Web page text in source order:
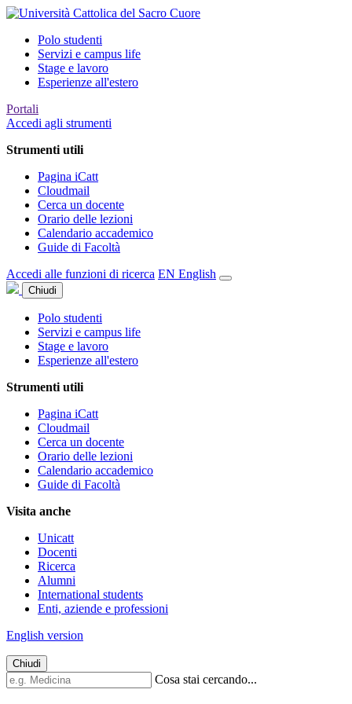
Polo studenti
Servizi e campus life
Stage e lavoro
Esperienze all'estero
Portali
Accedi agli strumenti
Strumenti utili
Pagina iCatt
Cloudmail
Cerca un docente
Orario delle lezioni
Calendario accademico
Guide di Facoltà
Accedi alle funzioni di ricerca EN English
Chiudi
Polo studenti
Servizi e campus life
Stage e lavoro
Esperienze all'estero
Strumenti utili
Pagina iCatt
Cloudmail
Cerca un docente
Orario delle lezioni
Calendario accademico
Guide di Facoltà
Visita anche
Unicatt
Docenti
Ricerca
Alumni
International students
Enti, aziende e professioni
English version
Chiudi
Cosa stai cercando...